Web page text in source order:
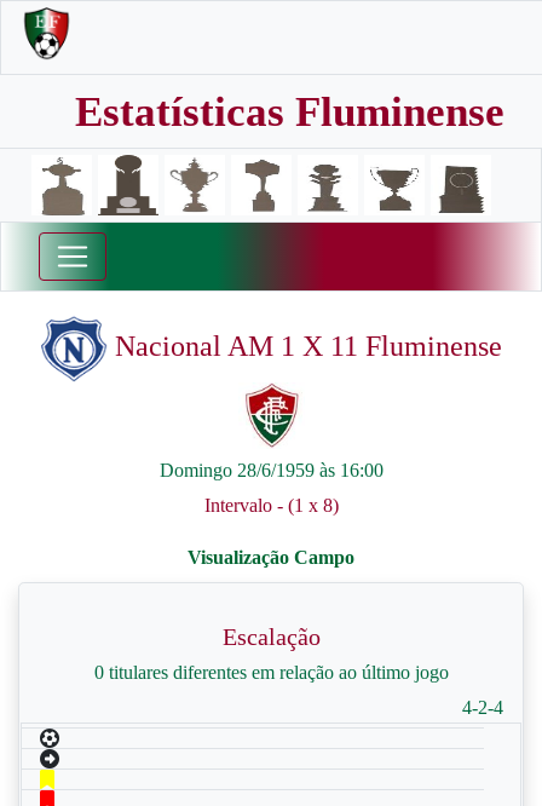
Estatísticas Fluminense
Nacional AM 1 X 11 Fluminense
Domingo 28/6/1959 às 16:00
Intervalo - (1 x 8)
Escalação
0 titulares diferentes em relação ao último jogo
4-2-4